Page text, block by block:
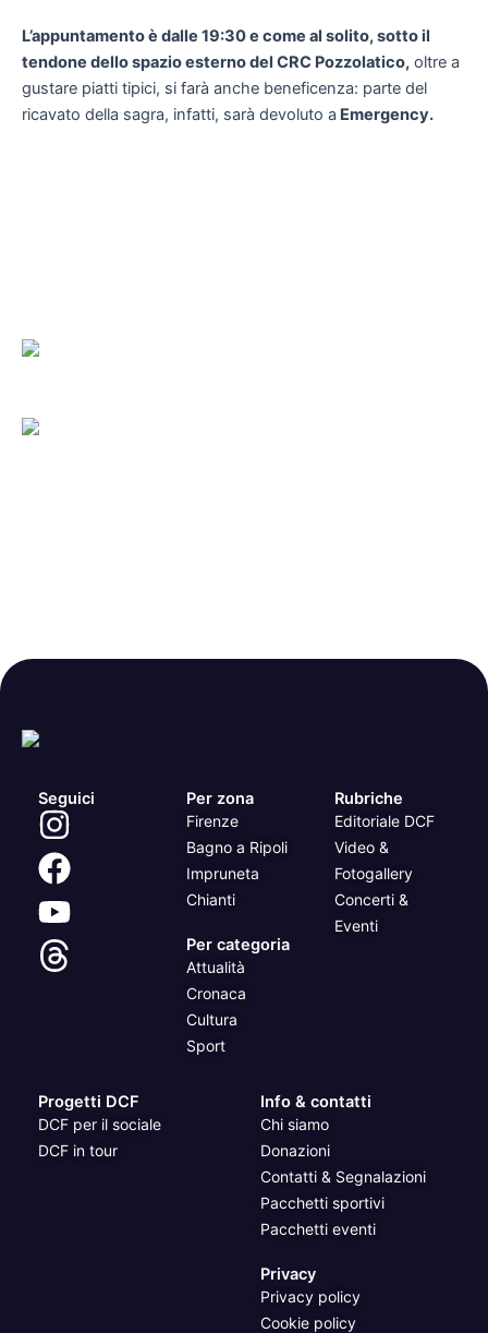
L’appuntamento è dalle 19:30 e come al solito, sotto il
tendone dello spazio esterno del CRC Pozzolatico, oltre a
gustare piatti tipici, si farà anche beneficenza: parte del
ricavato della sagra, infatti, sarà devoluto a Emergency.
Seguici Per zona
Firenze
Bagno a Ripoli
Impruneta
Chianti
Per categoria
Attualità
Cronaca
Cultura
Sport
Rubriche
Editoriale DCF
Video &
Fotogallery
Concerti &
Eventi
Progetti DCF
DCF per il sociale
DCF in tour
Info & contatti
Chi siamo
Donazioni
Contatti & Segnalazioni
Pacchetti sportivi
Pacchetti eventi
Privacy
Privacy policy
Cookie policy